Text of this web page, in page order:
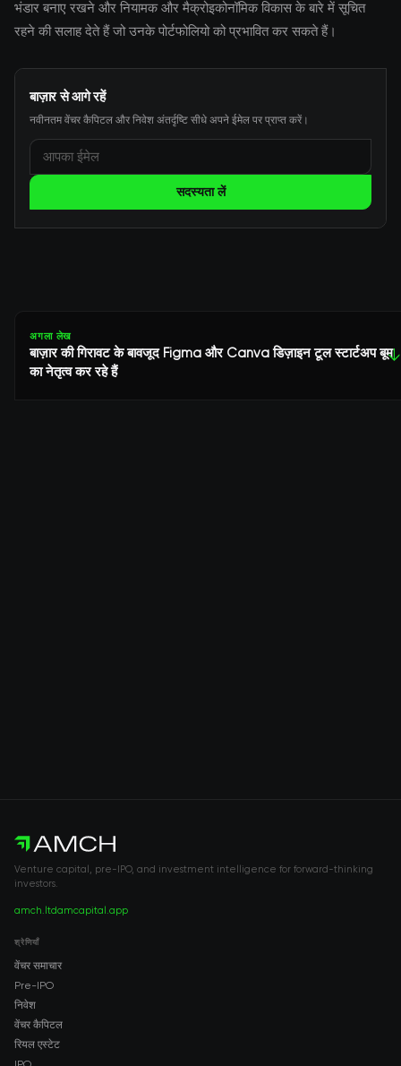
भंडार बनाए रखने और नियामक और मैक्रोइकोनॉमिक विकास के बारे में सूचित
रहने की सलाह देते हैं जो उनके पोर्टफोलियो को प्रभावित कर सकते हैं।
बाज़ार से आगे रहें
नवीनतम वेंचर कैपिटल और निवेश अंतर्दृष्टि सीधे अपने ईमेल पर प्राप्त करें।
सदस्यता लें
अगला लेख
बाज़ार की गिरावट के बावजूद Figma और Canva डिज़ाइन टूल स्टार्टअप बूम
का नेतृत्व कर रहे हैं
↓
Venture capital, pre-IPO, and investment intelligence for forward-thinking
investors.
amch.ltdamcapital.app
श्रेणियाँ
वेंचर समाचार
Pre-IPO
निवेश
वेंचर कैपिटल
रियल एस्टेट